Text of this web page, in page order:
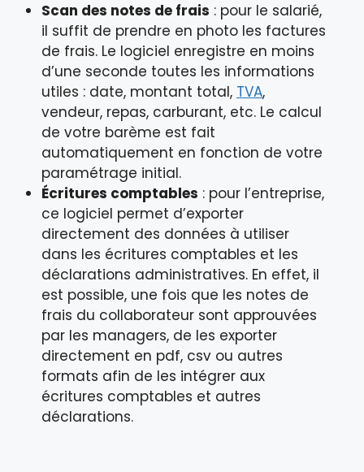
Scan des notes de frais : pour le salarié,
il suffit de prendre en photo les factures
de frais. Le logiciel enregistre en moins
d’une seconde toutes les informations
utiles : date, montant total, TVA,
vendeur, repas, carburant, etc. Le calcul
de votre barème est fait
automatiquement en fonction de votre
paramétrage initial.
Écritures comptables : pour l’entreprise,
ce logiciel permet d’exporter
directement des données à utiliser
dans les écritures comptables et les
déclarations administratives. En effet, il
est possible, une fois que les notes de
frais du collaborateur sont approuvées
par les managers, de les exporter
directement en pdf, csv ou autres
formats afin de les intégrer aux
écritures comptables et autres
déclarations.